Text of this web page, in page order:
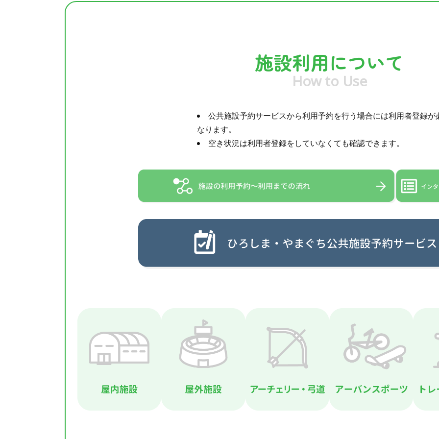
施設利用について
How to Use
公共施設予約サービスから利用予約を行う場合には利用者登録が
なります。
空き状況は利用者登録をしていなくても確認できます。